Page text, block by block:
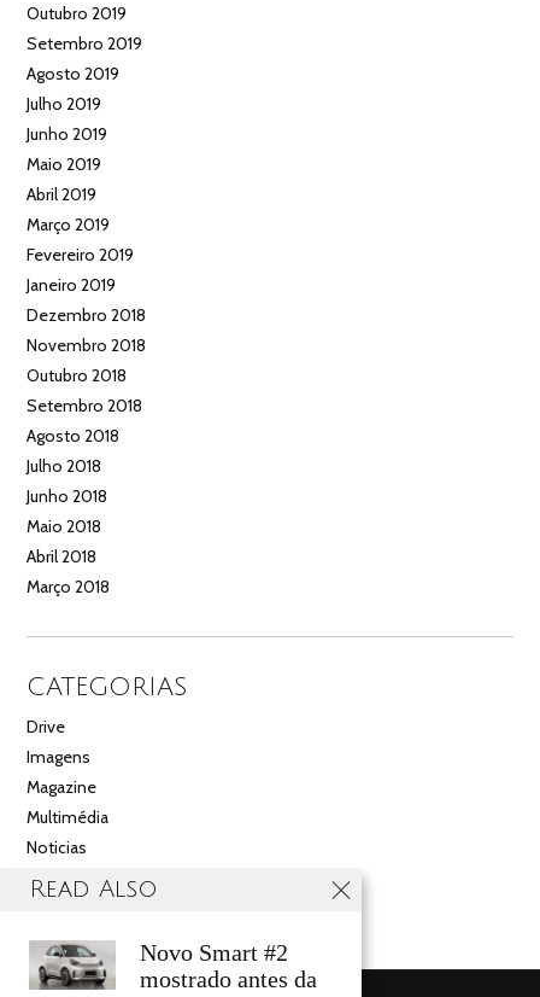
Outubro 2019
Setembro 2019
Agosto 2019
Julho 2019
Junho 2019
Maio 2019
Abril 2019
Março 2019
Fevereiro 2019
Janeiro 2019
Dezembro 2018
Novembro 2018
Outubro 2018
Setembro 2018
Agosto 2018
Julho 2018
Junho 2018
Maio 2018
Abril 2018
Março 2018
CATEGORIAS
Drive
Imagens
Magazine
Multimédia
Noticias
Salão
Read Also
Novo Smart #2
mostrado antes da